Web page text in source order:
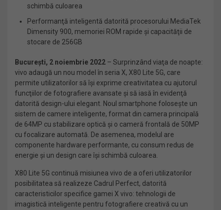
schimbă culoarea
Performanţă inteligentă datorită procesorului MediaTek
Dimensity 900, memoriei ROM rapide şi capacităţii de
stocare de 256GB
Bucureşti, 2 noiembrie 2022 – Surprinzând viaţa de noapte:
vivo adaugă un nou model în seria X, X80 Lite 5G, care
permite utilizatorilor să îşi exprime creativitatea cu ajutorul
funcţiilor de fotografiere avansate şi să iasă în evidenţă
datorită design-ului elegant. Noul smartphone foloseşte un
sistem de camere inteligente, format din camera principală
de 64MP cu stabilizare optică şi o cameră frontală de 50MP
cu focalizare automată. De asemenea, modelul are
componente hardware performante, cu consum redus de
energie şi un design care îşi schimbă culoarea.
X80 Lite 5G continuă misiunea vivo de a oferi utilizatorilor
posibilitatea să realizeze Cadrul Perfect, datorită
caracteristicilor specifice gamei X vivo: tehnologii de
imagistică inteligente pentru fotografiere creativă cu un